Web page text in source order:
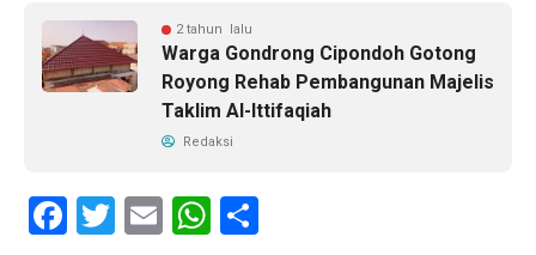
2 tahun lalu
Warga Gondrong Cipondoh Gotong
Royong Rehab Pembangunan Majelis
Taklim Al-Ittifaqiah
Redaksi
Facebook
Twitter
EmailWhatsApp